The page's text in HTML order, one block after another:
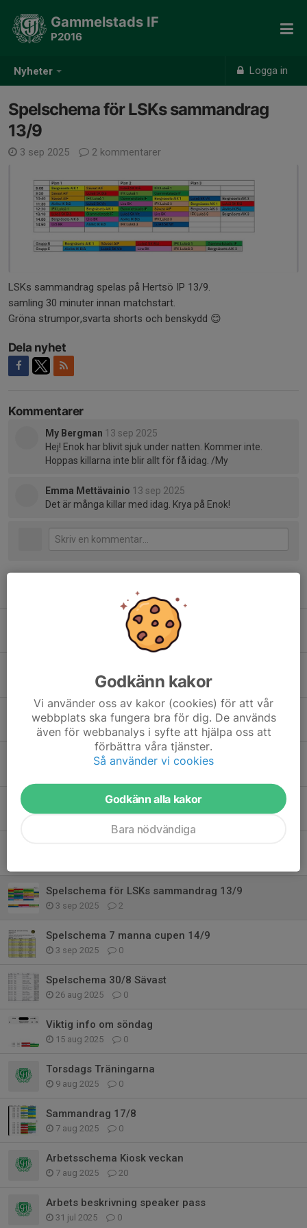
Nyheter Logga in
Gammelstads IF
P2016
Spelschema för LSKs sammandrag
13/9
3 sep 2025 2 kommentarer
LSKs sammandrag spelas på Hertsö IP 13/9.
samling 30 minuter innan matchstart.
Gröna strumpor,svarta shorts och benskydd 😊
Dela nyhet
Kommentarer
My Bergman 13 sep 2025
Hej! Enok har blivit sjuk under natten. Kommer inte.
Hoppas killarna inte blir allt för få idag. /My
Emma Mettävainio 13 sep 2025
Det är många killar med idag. Krya på Enok!
INSTÄLLD träning idag 6/8
9 jul, 11:03 10
Hämtning av toapapper 15/6
8 jun, 13:41
Inställd cup
26 maj, 11:00 0
Spelschema för LSKs sammandrag 13/9
3 sep 2025 2
Spelschema 7 manna cupen 14/9
3 sep 2025 0
Spelschema 30/8 Sävast
26 aug 2025 0
Viktig info om söndag
15 aug 2025 0
Torsdags Träningarna
9 aug 2025 0
Sammandrag 17/8
7 aug 2025 0
Arbetsschema Kiosk veckan
7 aug 2025 20
Arbets beskrivning speaker pass
31 jul 2025 0
Godkänn kakor
Vi använder oss av kakor (cookies) för att vår
webbplats ska fungera bra för dig. De används
även för webbanalys i syfte att hjälpa oss att
förbättra våra tjänster.
Så använder vi cookies
Godkänn alla kakor
Bara nödvändiga